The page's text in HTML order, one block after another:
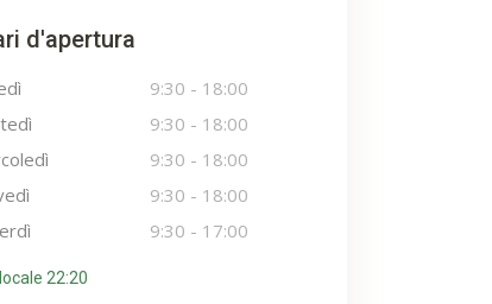
d'apertura
9:30 - 18:00
9:30 - 18:00
9:30 - 18:00
9:30 - 18:00
9:30 - 17:00
22:20